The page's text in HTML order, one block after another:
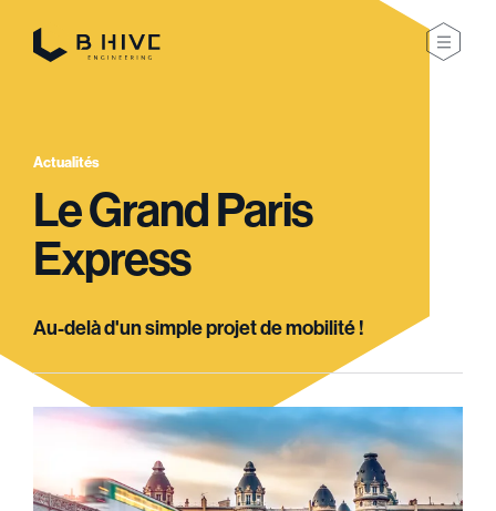
Actualités
Le Grand Paris
Express
Au-delà d'un simple projet de mobilité !